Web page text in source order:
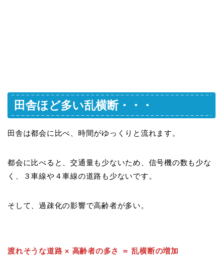
田舎ほど多い乱横断・・・
田舎は都会に比べ、時間がゆっくりと流れます。
都会に比べると、交通量も少ないため、信号機の数も少な
く、３車線や４車線の道路も少ないです。
そして、過疎化の影響で高齢者が多い。
渡れそうな道路 × 高齢者の多さ ＝ 乱横断の増加